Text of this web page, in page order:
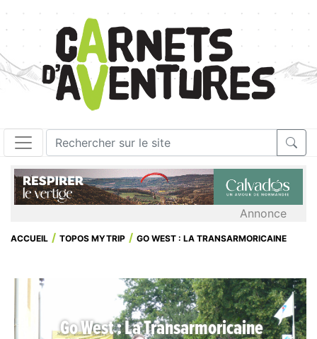
Annonce
ACCUEIL TOPOS MYTRIP GO WEST : LA TRANSARMORICAINE
Go West : La Transarmoricaine